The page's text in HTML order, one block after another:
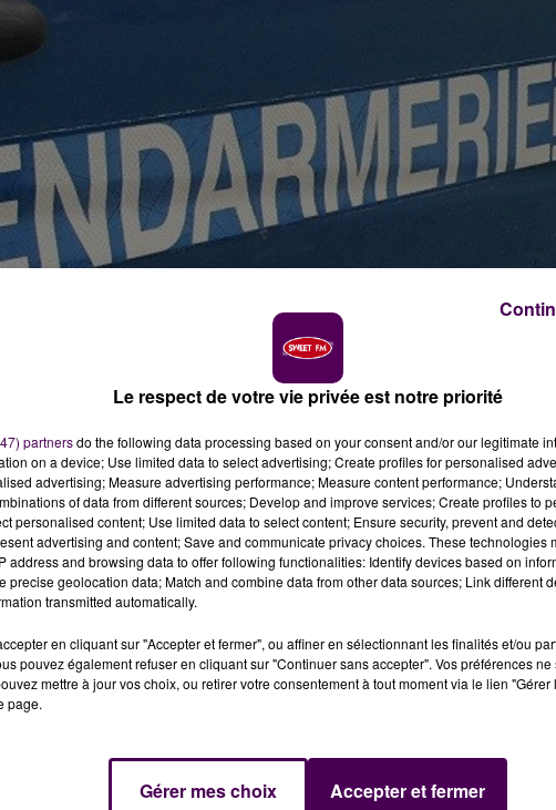
Borderie
: l'accident a fait quatre blessés.
vers 21h15 sur la D338bis à hauteur d'Arçonnay : une voiture,
à une perte de contrôle. Légèrement blessés, les quatre
centre hospitalier d'Alençon.
de Laval, a fait l'objet d'un prélèvement sanguin dont
les gendarmes. L'enquête a été confiée à la communauté de
Le respect de votre vie privée est notre priorité
partnersdo the following data processing based on your consent and/or our legitimate
on a device; Use limited data to select advertising; Create profiles for personalised
advertising; Measure advertising performance; Measure content performance;
of data from different sources; Develop and improve services; Create profiles to
personalised content; Use limited data to select content; Ensure security, prevent and
advertising and content; Save and communicate privacy choices. These technologies
address and browsing data to offer following functionalities: Identify devices based on
precise geolocation data; Match and combine data from other data sources; Link different
transmitted automatically.
en cliquant sur "Accepter et fermer", ou affiner en sélectionnant les finalités et/ou
pouvez également refuser en cliquant sur "Continuer sans accepter". Vos préférences
mettre à jour vos choix, ou retirer votre consentement à tout moment via le lien
page.
Gérer mes choix Accepter et fermer